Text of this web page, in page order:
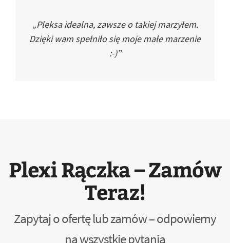
„Pleksa idealna, zawsze o takiej marzyłem.
Dzięki wam spełniło się moje małe marzenie
:-)”
Plexi Rączka – Zamów
Teraz!
Zapytaj o ofertę lub zamów – odpowiemy
na wszystkie pytania